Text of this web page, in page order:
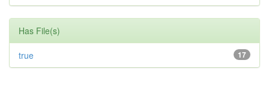
Has File(s)
17
true